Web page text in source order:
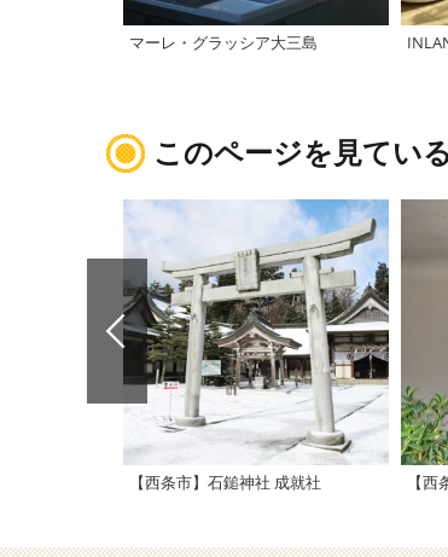
マーレ・グラッシア大三島
このページを見てい
【西条市】石鎚神社 成就社 【